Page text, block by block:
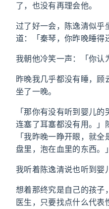
了，也没有再理会他。
过了好一会，陈逸清似乎
道：「秦琴，你昨晚睡得
我朝他冷笑一声：「你认
昨晚我几乎都没有睡，顾
坐了一晚。
「那你有没有听到婴儿
连塞了耳塞都没有用。」
「我昨晚一睁开眼，就
盘里，泡在血里的东西。」
我听着陈逸清说也听到婴
想着那终究是自己的孩子
医生，只要找点什么代表